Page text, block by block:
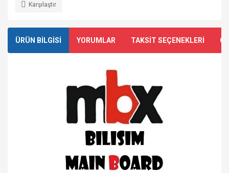
Karşılaştır
ÜRÜN BİLGİSİ YORUMLAR TAKSİT SEÇENEKLERİ